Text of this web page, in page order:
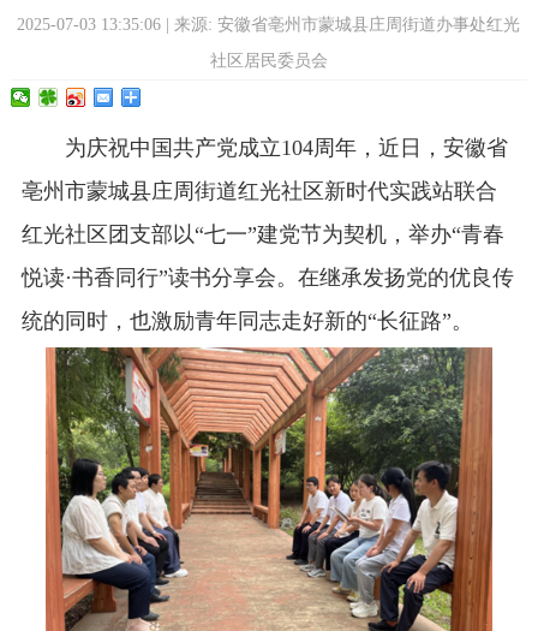
2025-07-03 13:35:06 | 来源: 安徽省亳州市蒙城县庄周街道办事处红光
社区居民委员会
为庆祝中国共产党成立104周年，近日，安徽省
亳州市蒙城县庄周街道红光社区新时代实践站联合
红光社区团支部以“七一”建党节为契机，举办“青春
悦读·书香同行”读书分享会。在继承发扬党的优良传
统的同时，也激励青年同志走好新的“长征路”。